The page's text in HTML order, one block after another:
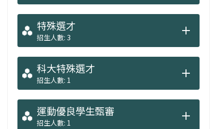
特殊選才
招生人數: 3
科大特殊選才
招生人數: 1
運動優良學生甄審
招生人數: 1